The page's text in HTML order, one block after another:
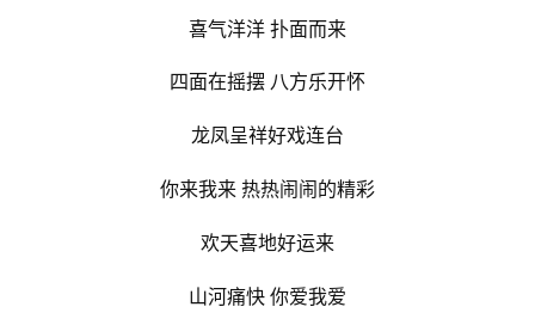
喜气洋洋 扑面而来
四面在摇摆 八方乐开怀
龙凤呈祥好戏连台
你来我来 热热闹闹的精彩
欢天喜地好运来
山河痛快 你爱我爱